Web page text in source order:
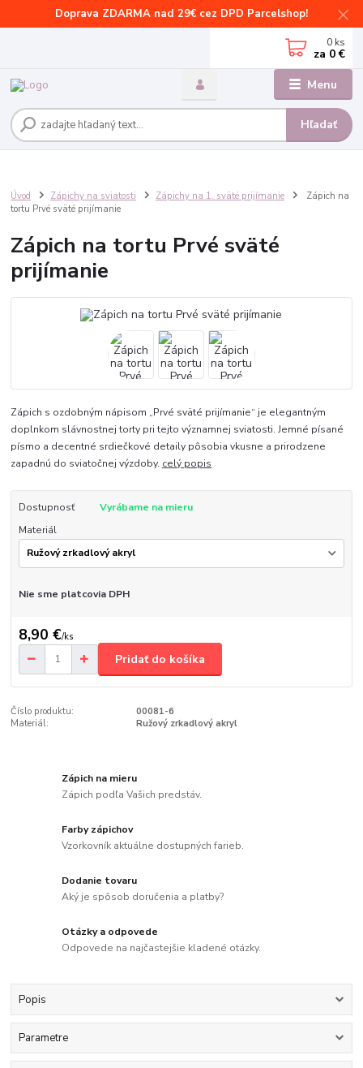
Doprava ZDARMA nad 29€ cez DPD Parcelshop!
Menu
Hľadať
0 ks
za 0 €
Úvod Zápichy na sviatosti Zápichy na 1. sväté prijímanie
Zápich na
tortu Prvé sväté prijímanie
Zápich na tortu Prvé sväté
prijímanie
Zápich s ozdobným nápisom „Prvé sväté prijímanie“ je elegantným
doplnkom slávnostnej torty pri tejto významnej sviatosti. Jemné písané
písmo a decentné srdiečkové detaily pôsobia vkusne a prirodzene
zapadnú do sviatočnej výzdoby. celý popis
Dostupnosť
Vyrábame na mieru
Materiál
Nie sme platcovia DPH
8,90 €/ks
Pridať do košíka
Číslo produktu:
00081-6
Materiál:
Ružový zrkadlový akryl
Zápich na mieru
Zápich podľa Vašich predstáv.
Farby zápichov
Vzorkovník aktuálne dostupných farieb.
Dodanie tovaru
Aký je spôsob doručenia a platby?
Otázky a odpovede
Odpovede na najčastejšie kladené otázky.
Popis
Parametre